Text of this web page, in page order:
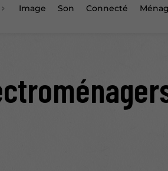
Image Son Connecté